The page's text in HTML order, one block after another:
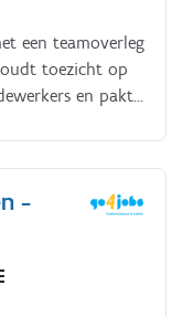
een teamoverleg
toezicht op
en pakt
-